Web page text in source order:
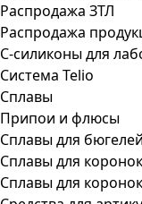
Распродажа ЗТЛ
Распродажа
С-силиконы для
Система Telio
Сплавы
Припои и флюсы
Сплавы для
Сплавы для
Сплавы для